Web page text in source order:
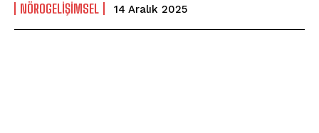
NÖROGELIŞIMSEL 14 Aralık 2025